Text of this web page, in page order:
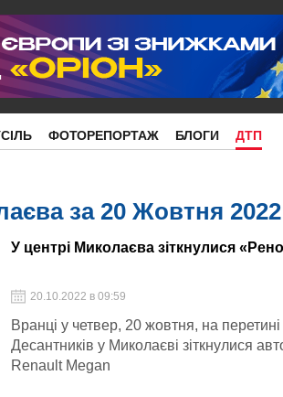
ФОТОРЕПОРТАЖ БЛОГИ ДТП
за 20 Жовтня 2022
У центрі Миколаєва зіткнулися
20.10.2022 в 09:59
Вранці у четвер, 20 жовтня, на
Десантників у Миколаєві зіткнулися
Renault Megan